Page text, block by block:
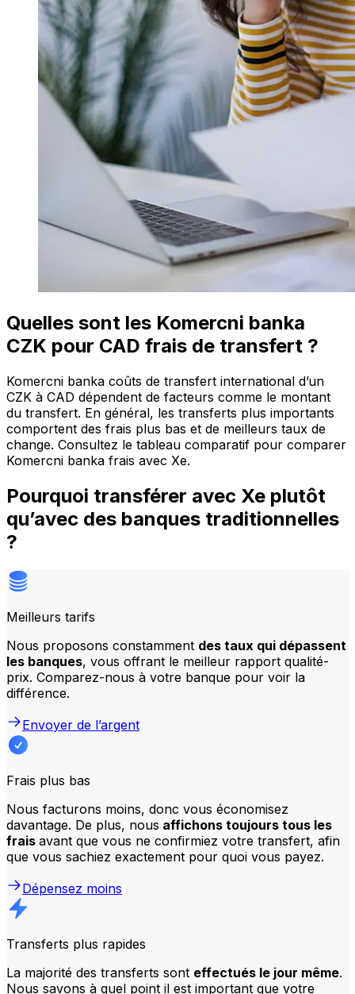
Quelles sont les Komercni banka
CZK pour CAD frais de transfert ?
Komercni banka coûts de transfert international d’un
CZK à CAD dépendent de facteurs comme le montant
du transfert. En général, les transferts plus importants
comportent des frais plus bas et de meilleurs taux de
change. Consultez le tableau comparatif pour comparer
Komercni banka frais avec Xe.
Pourquoi transférer avec Xe plutôt
qu’avec des banques traditionnelles
?
Meilleurs tarifs
Nous proposons constamment des taux qui dépassent
les banques, vous offrant le meilleur rapport qualité-
prix. Comparez-nous à votre banque pour voir la
différence.
Envoyer de l’argent
Frais plus bas
Nous facturons moins, donc vous économisez
davantage. De plus, nous affichons toujours tous les
frais avant que vous ne confirmiez votre transfert, afin
que vous sachiez exactement pour quoi vous payez.
Dépensez moins
Transferts plus rapides
La majorité des transferts sont effectués le jour même.
Nous savons à quel point il est important que votre